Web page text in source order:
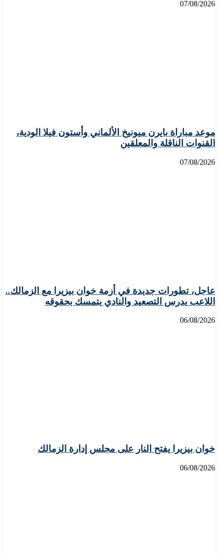
07/08/2026
موعد مباراة بايرن ميونيخ الألماني وأستون فيلا الودية،
القنوات الناقلة والمعلقين
07/08/2026
عاجل، تطورات جديدة في أزمة خوان بيزيرا مع الزمالك..
اللاعب يدرس التصعيد والنادي يتمسك بحقوقه
06/08/2026
خوان بيزيرا يفتح النار على مجلس إدارة الزمالك
06/08/2026